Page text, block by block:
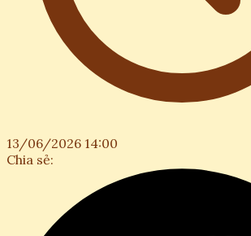
13/06/2026 14:00
Chia sẻ: